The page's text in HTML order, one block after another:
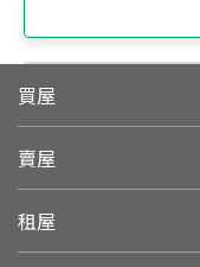
買屋
賣屋
租屋